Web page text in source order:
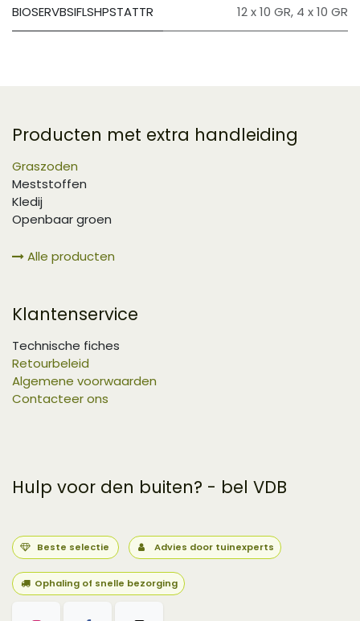
BIOSERVBSIFLSHPSTATTR 12 x 10 GR, 4 x 10 GR
Producten met extra handleiding
Graszoden
Meststoffen
Kledij
Openbaar groen
Alle producten
Klantenservice
Technische fiches
Retourbeleid
Algemene voorwaarden
Contacteer ons
Hulp voor den buiten? - bel VDB
Beste selectie Advies door tuinexperts
Ophaling of snelle bezorging